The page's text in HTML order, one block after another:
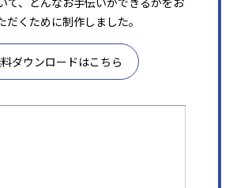
だくために制作しました。
ダウンロードはこちら